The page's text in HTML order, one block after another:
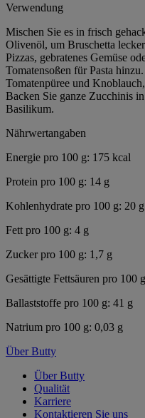
Verwendung
Mischen Sie es in frisch
Olivenöl, um Bruschetta
Pizzas, gebratenes Gemüse
Tomatensoßen für Pasta
Tomatenpüree und
Backen Sie ganze Zucchinis
Basilikum.
Nährwertangaben
Energie pro 100 g: 175 kcal
Protein pro 100 g: 14 g
Kohlenhydrate pro 100 g: 20 g
Fett pro 100 g: 4 g
Zucker pro 100 g: 1,7 g
Gesättigte Fettsäuren pro 100
Ballaststoffe pro 100 g: 41 g
Natrium pro 100 g: 0,03 g
Über Butty
Über Butty
Qualität
Karriere
Kontaktieren Sie uns